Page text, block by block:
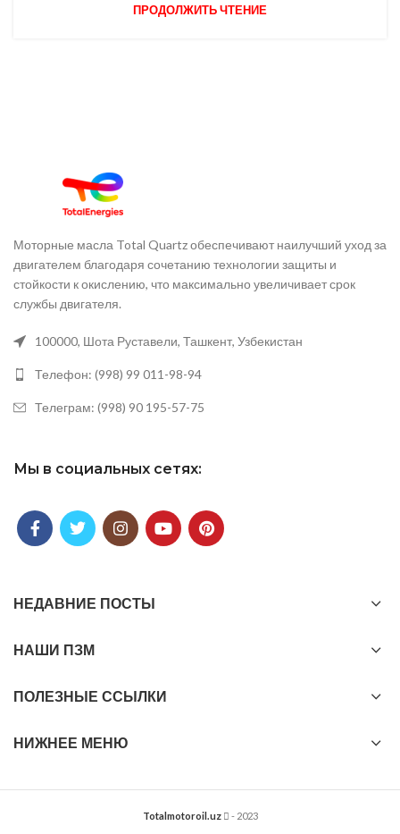
ПРОДОЛЖИТЬ ЧТЕНИЕ
Моторные масла Total Quartz обеспечивают наилучший уход за
двигателем благодаря сочетанию технологии защиты и
стойкости к окислению, что максимально увеличивает срок
службы двигателя.
100000, Шота Руставели, Ташкент, Узбекистан
Телефон: (998) 99 011-98-94
Телеграм: (998) 90 195-57-75
Мы в социальных сетях:
НЕДАВНИЕ ПОСТЫ
НАШИ ПЗМ
ПОЛЕЗНЫЕ ССЫЛКИ
НИЖНЕЕ МЕНЮ
Totalmotoroil.uz - 2023